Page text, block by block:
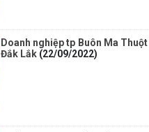
Doanh nghiệp tp Buôn Ma
Đắk Lắk (22/09/2022)